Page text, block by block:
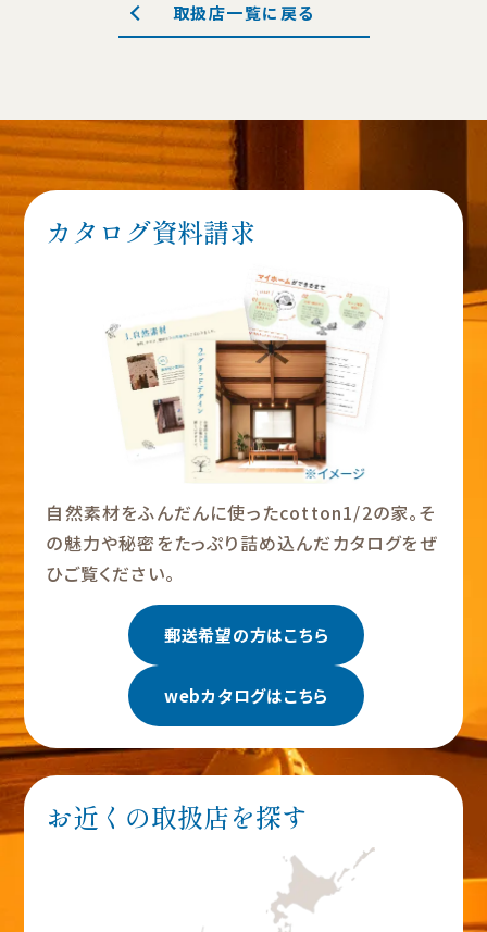
取扱店一覧に戻る
カタログ資料請求
自然素材をふんだんに使ったcotton1/2の家。そ
の魅力や秘密をたっぷり詰め込んだカタログをぜ
ひご覧ください。
郵送希望の方はこちら
webカタログはこちら
お近くの取扱店を探す